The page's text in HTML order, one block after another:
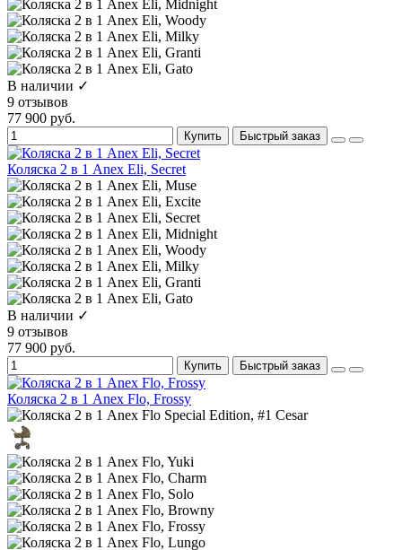
В наличии ✓
9 отзывов
77 900 руб.
Купить Быстрый заказ
Коляска 2 в 1 Anex Eli, Secret
В наличии ✓
9 отзывов
77 900 руб.
Купить Быстрый заказ
Коляска 2 в 1 Anex Flo, Frossy